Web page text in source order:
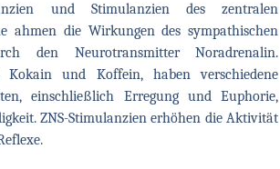
und Stimulanzien des zentralen
ahmen die Wirkungen des sympathischen
den Neurotransmitter Noradrenalin.
Kokain und Koffein, haben verschiedene
einschließlich Erregung und Euphorie,
ZNS-Stimulanzien erhöhen die Aktivität